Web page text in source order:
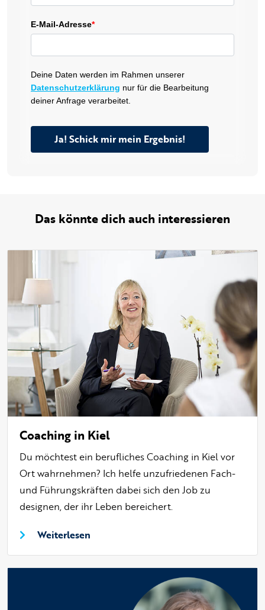
E-Mail-Adresse*
Deine Daten werden im Rahmen unserer
Datenschutzerklärung nur für die Bearbeitung
deiner Anfrage verarbeitet.
Ja! Schick mir mein Ergebnis!
Das könnte dich auch interessieren
Coaching in Kiel
Du möchtest ein berufliches Coaching in Kiel vor
Ort wahrnehmen? Ich helfe unzufriedenen Fach-
und Führungskräften dabei sich den Job zu
designen, der ihr Leben bereichert.
Weiterlesen